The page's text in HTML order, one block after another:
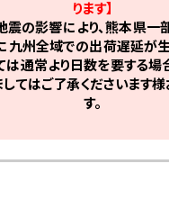
ります】
の影響により、熊本県一
九州全域での出荷遅延が生
通常より日数を要する場
てはご了承くださいます
す。